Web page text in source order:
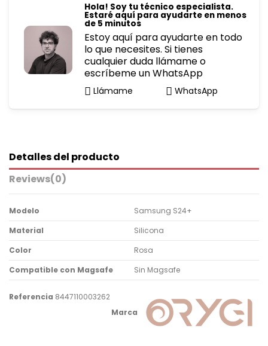
Hola! Soy tu técnico especialista.
Estaré aquí para ayudarte en menos
de 5 minutos
Estoy aquí para ayudarte en todo
lo que necesites. Si tienes
cualquier duda llámame o
escríbeme un WhatsApp
Llámame WhatsApp
Detalles del producto
Reviews(0)
Modelo
Samsung S24+
Material
Silicona
Color
Rosa
Compatible con Magsafe
Sin Magsafe
Marca
Referencia 8447110003262